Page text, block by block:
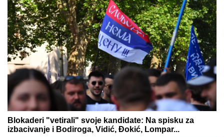
Blokaderi "vetirali" svoje kandidate: Na spisku za
izbacivanje i Bodiroga, Vidić, Đokić, Lompar...